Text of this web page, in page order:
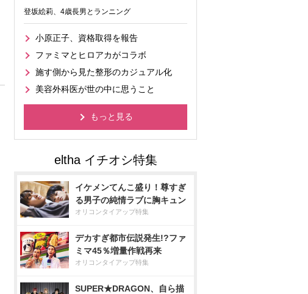
登坂絵莉、4歳長男とランニング
小原正子、資格取得を報告
ファミマとヒロアカがコラボ
施す側から見た整形のカジュアル化
美容外科医が世の中に思うこと
もっと見る
イケメンてんこ盛り！尊すぎ
る男子の純情ラブに胸キュン
オリコンタイアップ特集
デカすぎ都市伝説発生!?ファ
ミマ45％増量作戦再来
オリコンタイアップ特集
SUPER★DRAGON、自ら描